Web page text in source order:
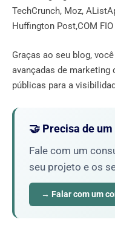
TechCrunch, Moz,
Huffington Post,COM
Graças ao seu blog,
avançadas de
públicas para a
🤝 Precisa de
Fale com um
seu projeto e os
→ Falar com um